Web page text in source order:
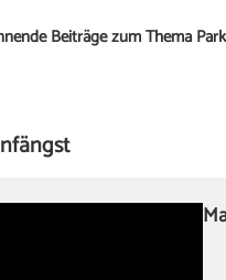
Beiträge zum Thema